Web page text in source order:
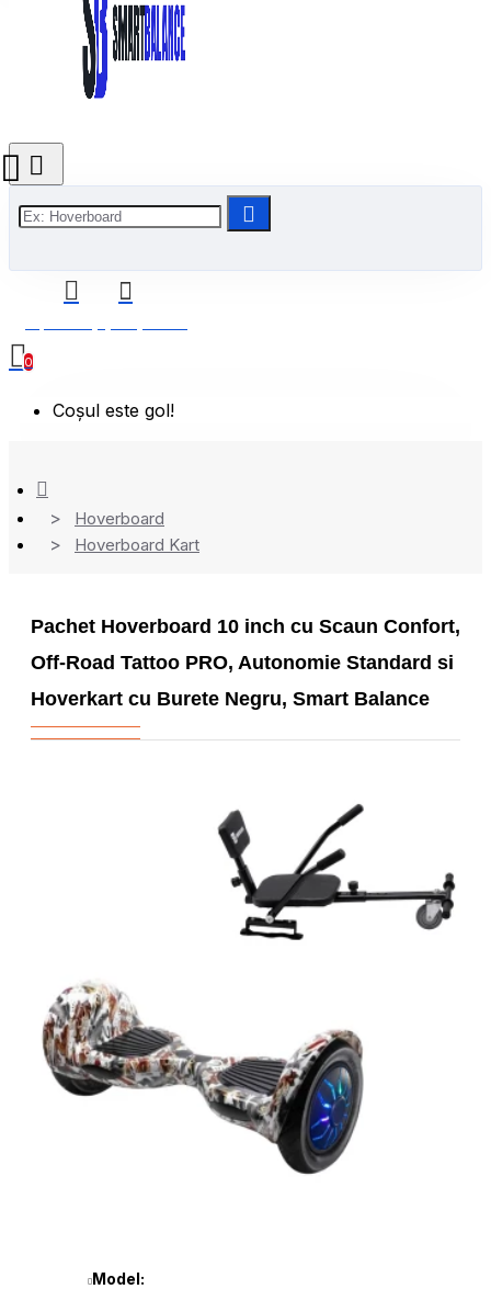
0
Coșul este gol!
Hoverboard
Hoverboard Kart
Pachet Hoverboard 10 inch cu Scaun Confort,
Off-Road Tattoo PRO, Autonomie Standard si
Hoverkart cu Burete Negru, Smart Balance
Model: